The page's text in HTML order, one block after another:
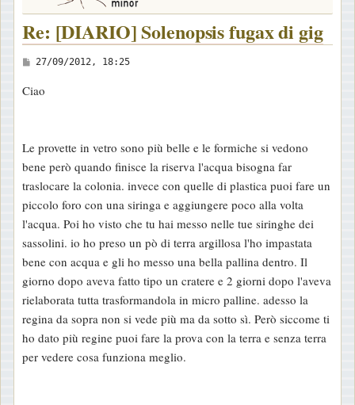
Re: [DIARIO] Solenopsis fugax di gig
M
s
g
g
i
o
27/09/2012, 18:25
Ciao
Le provette in vetro sono più belle e le formiche si vedono
bene però quando finisce la riserva l'acqua bisogna far
traslocare la colonia. invece con quelle di plastica puoi fare un
piccolo foro con una siringa e aggiungere poco alla volta
l'acqua. Poi ho visto che tu hai messo nelle tue siringhe dei
sassolini. io ho preso un pò di terra argillosa l'ho impastata
bene con acqua e gli ho messo una bella pallina dentro. Il
giorno dopo aveva fatto tipo un cratere e 2 giorni dopo l'aveva
rielaborata tutta trasformandola in micro palline. adesso la
regina da sopra non si vede più ma da sotto sì. Però siccome ti
ho dato più regine puoi fare la prova con la terra e senza terra
per vedere cosa funziona meglio.